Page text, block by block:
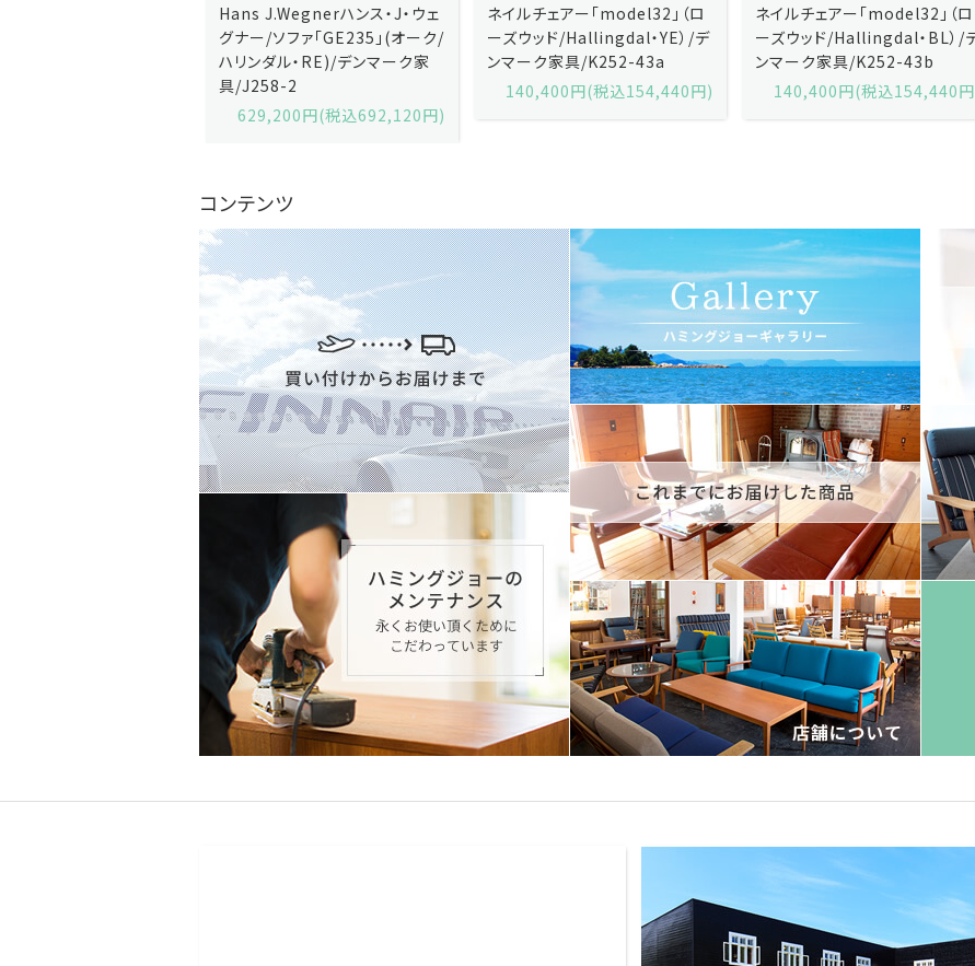
Hans J.Wegnerハンス・J・ウェ
グナー/ソファ「GE235」(オーク/
ハリンダル・RE)/デンマーク家
具/J258-2
629,200円(税込692,120円)
ネイルチェアー「model32」（ロ
ーズウッド/Hallingdal・YE）/デ
ンマーク家具/K252-43a
140,400円(税込154,440円)
ネイルチェアー「model32」（ロ
ーズウッド/Hallingdal・BL）/デ
ンマーク家具/K252-43b
140,400円(税込154,440円)
コンテンツ